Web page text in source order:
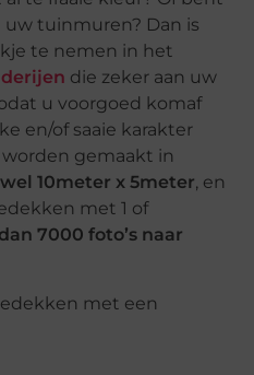
tuinmuren? Dan is
te nemen in het
die zeker aan uw
u voorgoed komaf
en/of saaie karakter
gemaakt in
10meter x 5meter, en
met 1 of
7000 foto’s naar